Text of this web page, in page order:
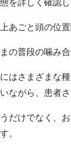
あごと頭の位
の普段の噛み
はさまざまな
ながら、患者
だけでなく、
。